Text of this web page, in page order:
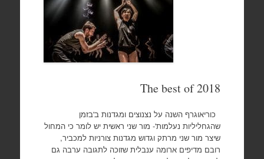
The best of 2018
כוריאוגרף השנה על נצנוצים ומגדנות ב'בזמן
שהגחליליות נעלמות'- מור שני ראשית יש לומר כי המחול
שיצר מור שני מרתק וגדוש מגדנות צורניות למכביר,
רובם מדיפים ארומה ענבלית שזוכה לתגובה ערבה גם